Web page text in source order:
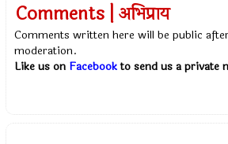
Comments | अभिप्राय
Comments written here will be public
moderation.
Like us on Facebookto send us a private